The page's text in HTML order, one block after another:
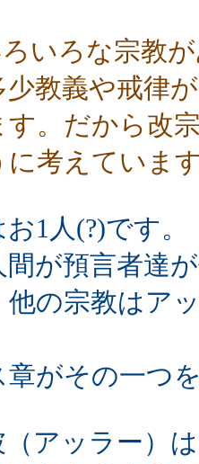
いろな宗教
少教義や戒律
す。だから改
に考えていま
1人(?)です。
間が預言者達
他の宗教はア
章がその一つ
（アッラー）